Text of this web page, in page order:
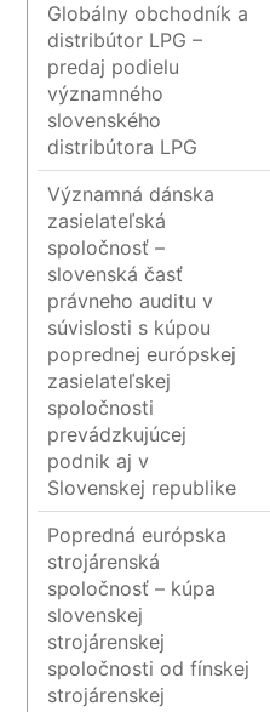
Globálny obchodník a
distribútor LPG –
predaj podielu
významného
slovenského
distribútora LPG
Významná dánska
zasielateľská
spoločnosť –
slovenská časť
právneho auditu v
súvislosti s kúpou
poprednej európskej
zasielateľskej
spoločnosti
prevádzkujúcej
podnik aj v
Slovenskej republike
Popredná európska
strojárenská
spoločnosť – kúpa
slovenskej
strojárenskej
spoločnosti od fínskej
strojárenskej